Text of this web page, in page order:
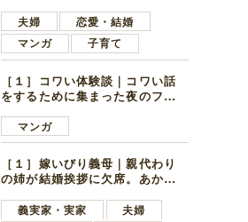
子学生
夫婦
恋愛・結婚
マンガ
子育て
［１］コワい体験談｜コワい話
をするために集まった夜のファ
好きの男の子ママ
マンガ
［１］嫁いびり義母｜親代わり
の姉が結婚挨拶に欠席。あから
義実家・実家
夫婦